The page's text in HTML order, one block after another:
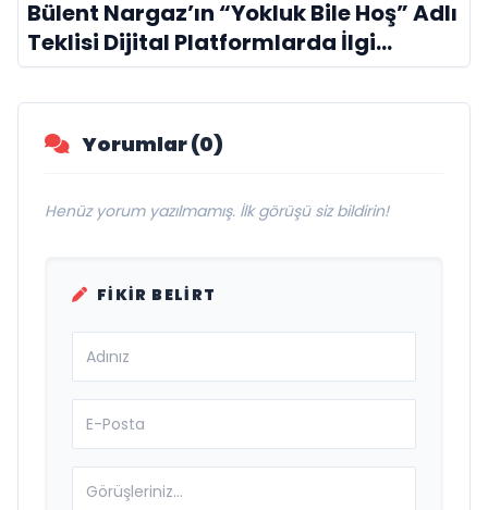
Bülent Nargaz’ın “Yokluk Bile Hoş” Adlı
Teklisi Dijital Platformlarda İlgi
Görmeye Devam Ediyor
Yorumlar (0)
Henüz yorum yazılmamış. İlk görüşü siz bildirin!
FIKIR BELIRT